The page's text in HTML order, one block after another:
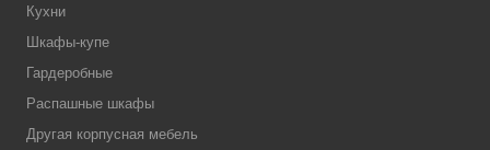
Кухни
Шкафы-купе
Гардеробные
Распашные шкафы
Другая корпусная мебель